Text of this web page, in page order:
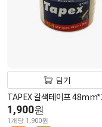
담기
TAPEX 갈색테이프
1,900원
1개당 1,900원